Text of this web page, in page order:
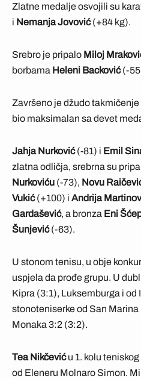
Zlatne medalje osvojili su
i Nemanja Jovović(+84 kg).
Srebro je pripalo Miloj
borbama Heleni Backović(-55
Završeno je džudo
bio maksimalan sa devet
Jahja Nurković(-81) i Emil
zlatna odličja, srebrna su
Nurkoviću (-73), Novu
Vukić(+100) i Andrija
Gardašević, a bronza Eni
Šunjević(-63).
U stonom tenisu, u obje
uspjela da prođe grupu. U
Kipra (3:1), Luksemburga i od
stonoteniserke od San
Monaka 3:2 (3:2).
Tea Nikčeviću 1. kolu
od Eleneru Molnaro Simon.